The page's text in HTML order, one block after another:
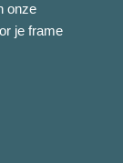
onze
je frame